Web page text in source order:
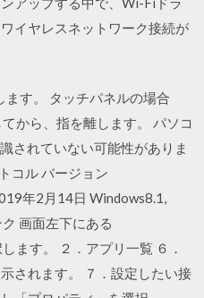
イヤレスネットワーク接続が
す。 タッチパネルの場合
から、指を離します。 パソコ
されていない可能性がありま
コル バージョン
年2月14日 Windows8.1,
画面左下にある
ます。 ２．アプリ一覧 ６．
されます。 ７．設定したい接